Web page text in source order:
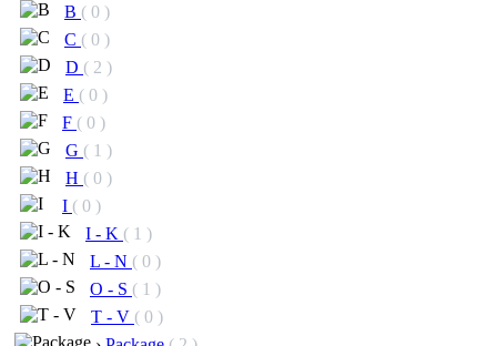
B ( 0 )
C ( 0 )
D ( 2 )
E ( 0 )
F ( 0 )
G ( 1 )
H ( 0 )
I ( 0 )
I - K ( 1 )
L - N ( 0 )
O - S ( 1 )
T - V ( 0 )